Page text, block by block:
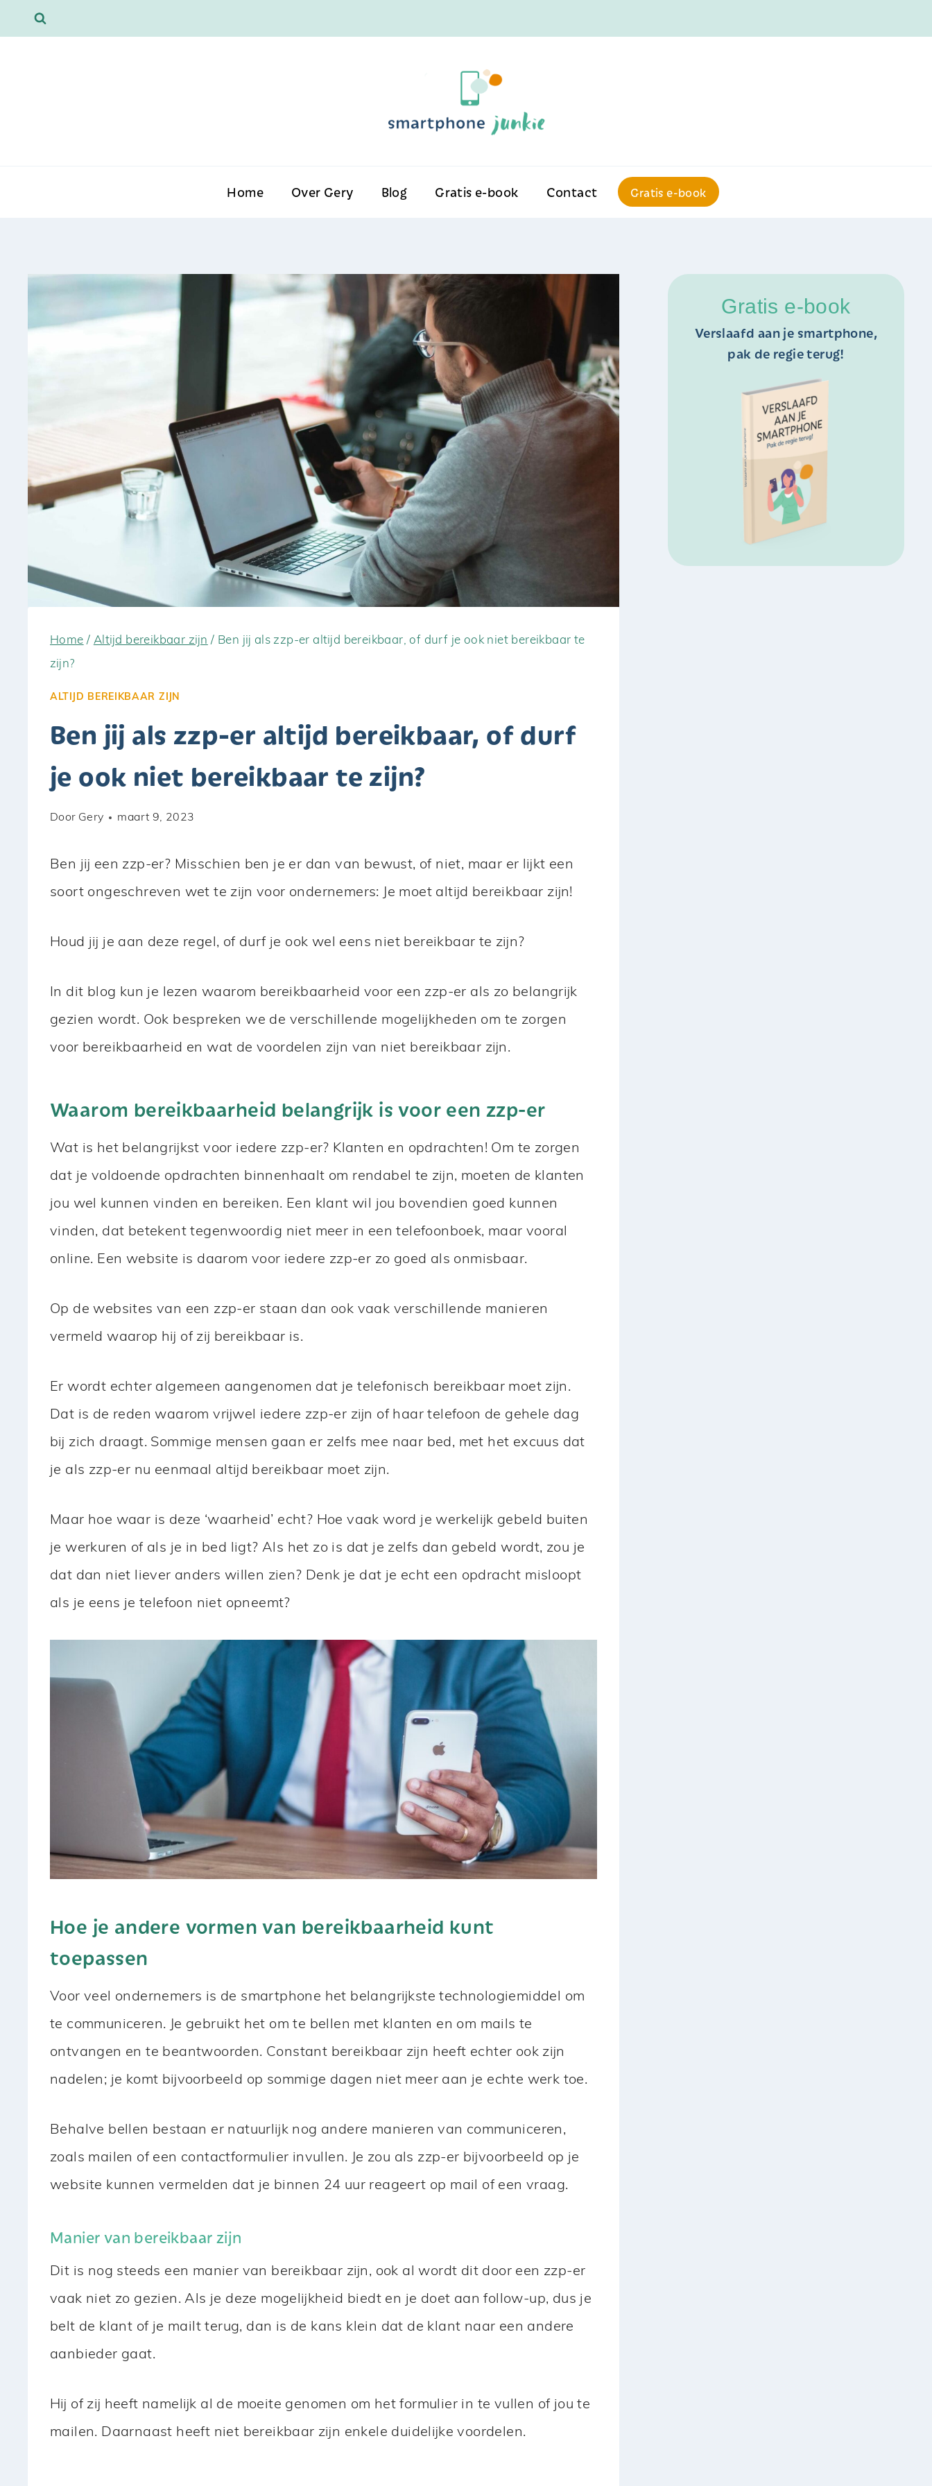
Doorgaan
naar
Home Over Gery Blog Gratis e-book Contact Gratis e-book
Home / Altijd bereikbaar zijn / Ben jij als zzp-er altijd bereikbaar, of durf je ook niet bereikbaar te
zijn?
ALTIJD BEREIKBAAR ZIJN
Ben jij als zzp-er altijd bereikbaar, of durf
je ook niet bereikbaar te zijn?
Door Gery maart 9, 2023
Ben jij een zzp-er? Misschien ben je er dan van bewust, of niet, maar er lijkt een
soort ongeschreven wet te zijn voor ondernemers: Je moet altijd bereikbaar zijn!
Houd jij je aan deze regel, of durf je ook wel eens niet bereikbaar te zijn?
In dit blog kun je lezen waarom bereikbaarheid voor een zzp-er als zo belangrijk
gezien wordt. Ook bespreken we de verschillende mogelijkheden om te zorgen
voor bereikbaarheid en wat de voordelen zijn van niet bereikbaar zijn.
Waarom bereikbaarheid belangrijk is voor een zzp-er
Wat is het belangrijkst voor iedere zzp-er? Klanten en opdrachten! Om te zorgen
dat je voldoende opdrachten binnenhaalt om rendabel te zijn, moeten de klanten
jou wel kunnen vinden en bereiken. Een klant wil jou bovendien goed kunnen
vinden, dat betekent tegenwoordig niet meer in een telefoonboek, maar vooral
online. Een website is daarom voor iedere zzp-er zo goed als onmisbaar.
Op de websites van een zzp-er staan dan ook vaak verschillende manieren
vermeld waarop hij of zij bereikbaar is.
Er wordt echter algemeen aangenomen dat je telefonisch bereikbaar moet zijn.
Dat is de reden waarom vrijwel iedere zzp-er zijn of haar telefoon de gehele dag
bij zich draagt. Sommige mensen gaan er zelfs mee naar bed, met het excuus dat
je als zzp-er nu eenmaal altijd bereikbaar moet zijn.
Maar hoe waar is deze ‘waarheid’ echt? Hoe vaak word je werkelijk gebeld buiten
je werkuren of als je in bed ligt? Als het zo is dat je zelfs dan gebeld wordt, zou je
dat dan niet liever anders willen zien? Denk je dat je echt een opdracht misloopt
als je eens je telefoon niet opneemt?
Hoe je andere vormen van bereikbaarheid kunt
toepassen
Voor veel ondernemers is de smartphone het belangrijkste technologiemiddel om
te communiceren. Je gebruikt het om te bellen met klanten en om mails te
ontvangen en te beantwoorden. Constant bereikbaar zijn heeft echter ook zijn
nadelen; je komt bijvoorbeeld op sommige dagen niet meer aan je echte werk toe.
Behalve bellen bestaan er natuurlijk nog andere manieren van communiceren,
zoals mailen of een contactformulier invullen. Je zou als zzp-er bijvoorbeeld op je
website kunnen vermelden dat je binnen 24 uur reageert op mail of een vraag.
Manier van bereikbaar zijn
Dit is nog steeds een manier van bereikbaar zijn, ook al wordt dit door een zzp-er
vaak niet zo gezien. Als je deze mogelijkheid biedt en je doet aan follow-up, dus je
belt de klant of je mailt terug, dan is de kans klein dat de klant naar een andere
aanbieder gaat.
Hij of zij heeft namelijk al de moeite genomen om het formulier in te vullen of jou te
mailen. Daarnaast heeft niet bereikbaar zijn enkele duidelijke voordelen.
Gratis e-book
Verslaafd aan je smartphone,
pak de regie terug!